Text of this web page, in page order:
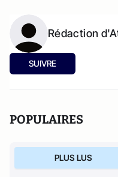
Rédaction
SUIVRE
POPULAIRES
PLUS LUS